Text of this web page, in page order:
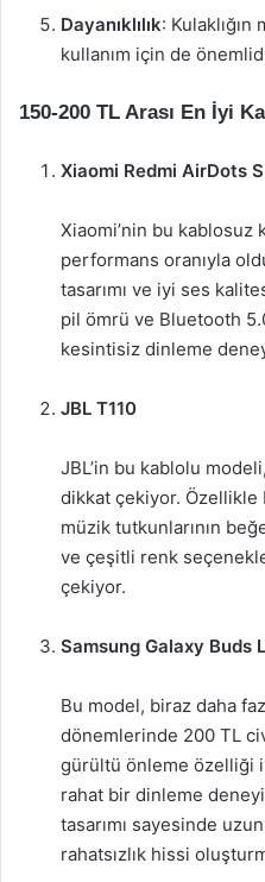
Dayanıklılık:
kullanım için de
150-200 TL Arası En İyi
Xiaomi Redmi AirDots S
Xiaomi’nin bu kablosuz
performans oranıyla
tasarımı ve iyi ses
pil ömrü ve Bluetooth
kesintisiz dinleme
JBL T110
JBL’in bu kablolu
dikkat çekiyor. Özellikle
müzik tutkunlarının
ve çeşitli renk
çekiyor.
Samsung Galaxy Buds
Bu model, biraz daha
dönemlerinde 200 TL
gürültü önleme özelliği
rahat bir dinleme
tasarımı sayesinde
rahatsızlık hissi